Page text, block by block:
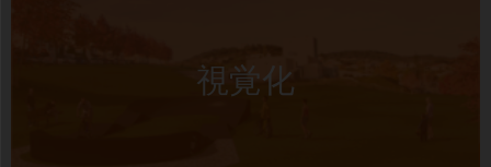
視覚化